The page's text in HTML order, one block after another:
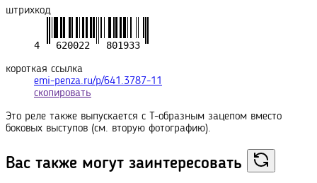
штрихкод
короткая ссылка
emi-penza.ru/p/641.3787-11
скопировать
Это реле также выпускается с Т-образным зацепом вместо
боковых выступов (см. вторую фотографию).
Вас также могут заинтересовать